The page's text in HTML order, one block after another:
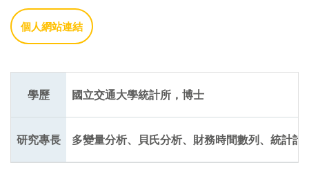
個人網站連結
學歷 國立交通大學統計所，博士
研究專長 多變量分析、貝氏分析、財務時間數列、統計計